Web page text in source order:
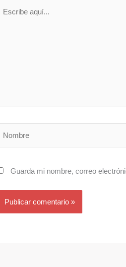
aquí...
Guarda mi nombre, correo